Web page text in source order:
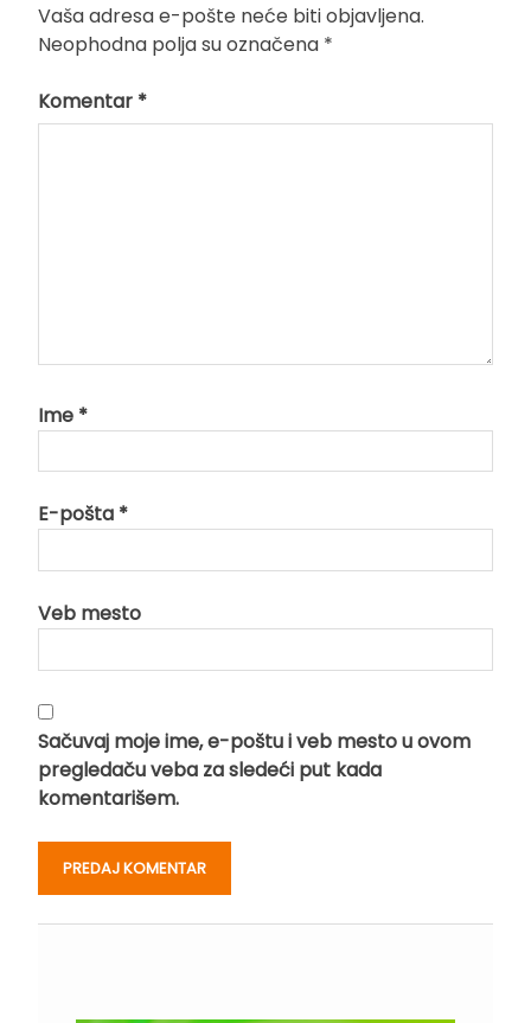
Vaša adresa e-pošte neće biti objavljena.
Neophodna polja su označena *
Komentar *
Ime *
E-pošta *
Veb mesto
Sačuvaj moje ime, e-poštu i veb mesto u ovom
pregledaču veba za sledeći put kada
komentarišem.